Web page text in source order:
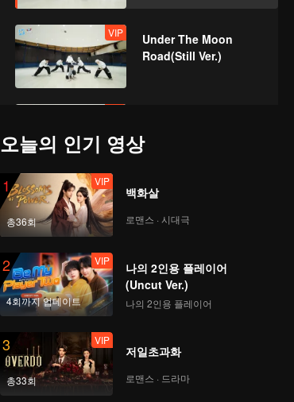
VIP
Under The Moon
Road(Still Ver.)
VIP True Love(Still Ver.)
VIP Firework(Still Ver.)
VIP
OK OK OK(Moving
Ver.)
오늘의 인기 영상
1
총36회
VIP
백화살
로맨스 · 시대극
2
4회까지 업데이트
VIP
나의 2인용 플레이어
(Uncut Ver.)
나의 2인용 플레이어
3
총33회
VIP
저일초과화
로맨스 · 드라마